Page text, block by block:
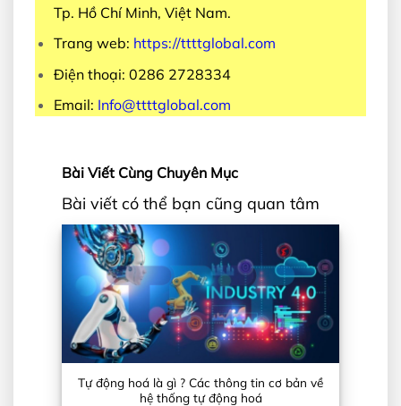
Tp. Hồ Chí Minh, Việt Nam.
Trang web: https://ttttglobal.com
Điện thoại: 0286 2728334
Email: Info@ttttglobal.com
Bài Viết Cùng Chuyên Mục
Bài viết có thể bạn cũng quan tâm
Tự động hoá là gì ? Các thông tin cơ bản về
hệ thống tự động hoá